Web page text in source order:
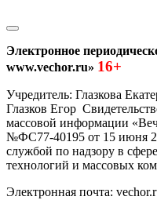
Электронное
www.vechor.ru» 16+
Учредитель: Глазкова
Глазков Егор
массовой информации
№ФС77-40195 от 15 июня
службой по надзору в
технологий и массовых
Электронная почта: